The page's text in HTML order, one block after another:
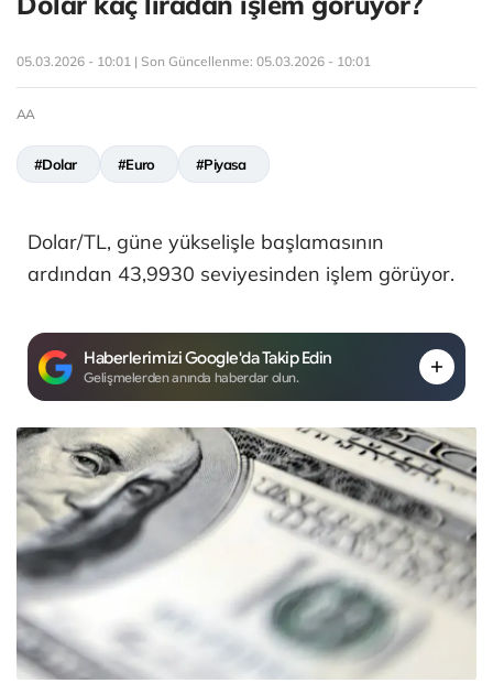
05.03.2026 - 10:01 | Son Güncellenme: 05.03.2026 - 10:01
AA
#Dolar #Euro #Piyasa
Dolar/TL, güne yükselişle başlamasının
ardından 43,9930 seviyesinden işlem görüyor.
Haberlerimizi Google'da Takip Edin
Gelişmelerden anında haberdar olun.